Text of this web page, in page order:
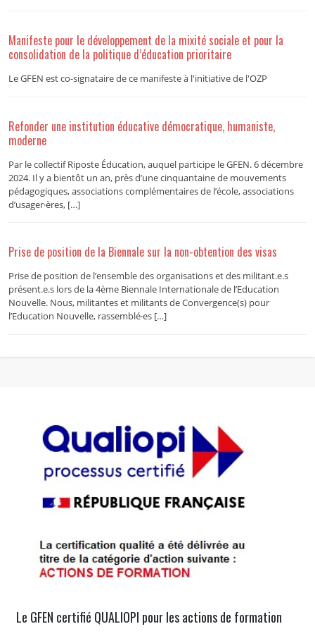
Manifeste pour le développement de la mixité sociale et pour la
consolidation de la politique d’éducation prioritaire
Le GFEN est co-signataire de ce manifeste à l'initiative de l'OZP
Refonder une institution éducative démocratique, humaniste,
moderne
Par le collectif Riposte Éducation, auquel participe le GFEN. 6 décembre
2024. Il y a bientôt un an, près d’une cinquantaine de mouvements
pédagogiques, associations complémentaires de l’école, associations
d’usager·ères, […]
Prise de position de la Biennale sur la non-obtention des visas
Prise de position de l’ensemble des organisations et des militant.e.s
présent.e.s lors de la 4ème Biennale Internationale de l’Education
Nouvelle. Nous, militantes et militants de Convergence(s) pour
l’Education Nouvelle, rassemblé·es […]
Le GFEN certifié QUALIOPI pour les actions de formation